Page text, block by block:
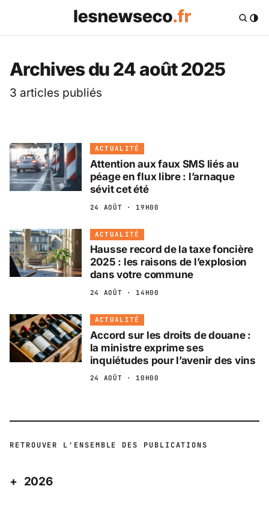
Les News Eco .fr —
Archives du 24 août 2025
3 articles publiés
ACTUALITÉ
Attention aux faux SMS liés au
péage en flux libre : l’arnaque
sévit cet été
24 AOÛT · 19H00
ACTUALITÉ
Hausse record de la taxe foncière
2025 : les raisons de l’explosion
dans votre commune
24 AOÛT · 14H00
ACTUALITÉ
Accord sur les droits de douane :
la ministre exprime ses
inquiétudes pour l’avenir des vins
24 AOÛT · 10H00
RETROUVER L'ENSEMBLE DES PUBLICATIONS
2026